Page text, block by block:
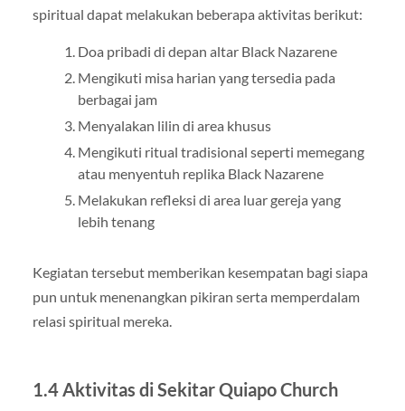
spiritual dapat melakukan beberapa aktivitas berikut:
Doa pribadi di depan altar Black Nazarene
Mengikuti misa harian yang tersedia pada
berbagai jam
Menyalakan lilin di area khusus
Mengikuti ritual tradisional seperti memegang
atau menyentuh replika Black Nazarene
Melakukan refleksi di area luar gereja yang
lebih tenang
Kegiatan tersebut memberikan kesempatan bagi siapa
pun untuk menenangkan pikiran serta memperdalam
relasi spiritual mereka.
1.4 Aktivitas di Sekitar Quiapo Church